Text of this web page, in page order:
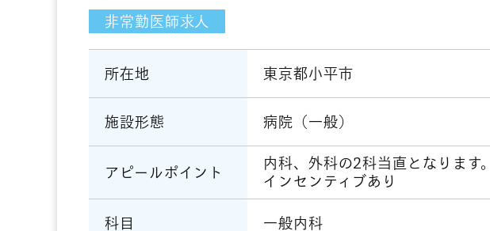
非常勤医師求人
所在地 東京都小平市
施設形態 病院（一般）
アピールポイント
内科、外科の2科当直となります。
インセンティブあり
科目 一般内科